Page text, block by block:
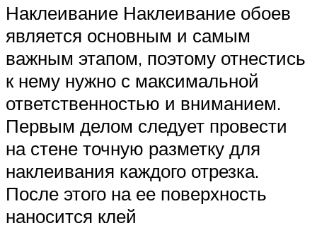
Наклеивание Наклеивание обоев
является основным и самым
важным этапом, поэтому отнестись
к нему нужно с максимальной
ответственностью и вниманием.
Первым делом следует провести
на стене точную разметку для
наклеивания каждого отрезка.
После этого на ее поверхность
наносится клей